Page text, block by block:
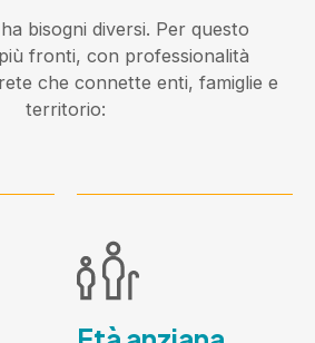
bisogni diversi. Per questo
fronti, con professionalità
che connette enti, famiglie e
territorio: